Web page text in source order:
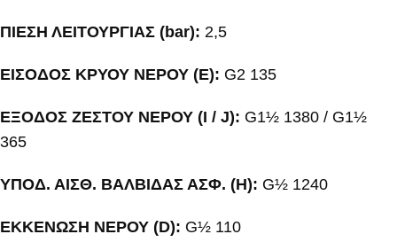
ΠΙΕΣΗ ΛΕΙΤΟΥΡΓΙΑΣ (bar): 2,5
ΕΙΣΟΔΟΣ ΚΡΥΟΥ ΝΕΡΟΥ (E): G2 135
ΕΞΟΔΟΣ ΖΕΣΤΟΥ ΝΕΡΟΥ (I / J): G1½ 1380 / G1½
365
ΥΠΟΔ. ΑΙΣΘ. ΒΑΛΒΙΔΑΣ ΑΣΦ. (H): G½ 1240
ΕΚΚΕΝΩΣΗ ΝΕΡΟΥ (D): G½ 110